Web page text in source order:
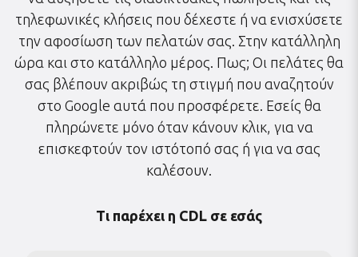
τηλεφωνικές κλήσεις που δέχεστε ή να ενισχύσετε
την αφοσίωση των πελατών σας. Στην κατάλληλη
ώρα και στο κατάλληλο μέρος. Πως; Οι πελάτες θα
σας βλέπουν ακριβώς τη στιγμή που αναζητούν
στο Google αυτά που προσφέρετε. Εσείς θα
πληρώνετε μόνο όταν κάνουν κλικ, για να
επισκεφτούν τον ιστότοπό σας ή για να σας
καλέσουν.
Τι παρέχει η CDL σε εσάς